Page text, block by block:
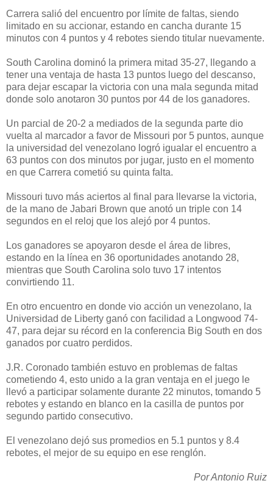
Carrera salió del encuentro por límite de faltas, siendo
limitado en su accionar, estando en cancha durante 15
minutos con 4 puntos y 4 rebotes siendo titular nuevamente.
South Carolina dominó la primera mitad 35-27, llegando a
tener una ventaja de hasta 13 puntos luego del descanso,
para dejar escapar la victoria con una mala segunda mitad
donde solo anotaron 30 puntos por 44 de los ganadores.
Un parcial de 20-2 a mediados de la segunda parte dio
vuelta al marcador a favor de Missouri por 5 puntos, aunque
la universidad del venezolano logró igualar el encuentro a
63 puntos con dos minutos por jugar, justo en el momento
en que Carrera cometió su quinta falta.
Missouri tuvo más aciertos al final para llevarse la victoria,
de la mano de Jabari Brown que anotó un triple con 14
segundos en el reloj que los alejó por 4 puntos.
Los ganadores se apoyaron desde el área de libres,
estando en la línea en 36 oportunidades anotando 28,
mientras que South Carolina solo tuvo 17 intentos
convirtiendo 11.
En otro encuentro en donde vio acción un venezolano, la
Universidad de Liberty ganó con facilidad a Longwood 74-
47, para dejar su récord en la conferencia Big South en dos
ganados por cuatro perdidos.
J.R. Coronado también estuvo en problemas de faltas
cometiendo 4, esto unido a la gran ventaja en el juego le
llevó a participar solamente durante 22 minutos, tomando 5
rebotes y estando en blanco en la casilla de puntos por
segundo partido consecutivo.
El venezolano dejó sus promedios en 5.1 puntos y 8.4
rebotes, el mejor de su equipo en ese renglón.
Por Antonio Ruiz